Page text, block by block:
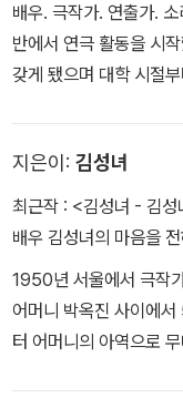
배우. 극작가. 연출가.
반에서 연극 활동을 시
갖게 됐으며 대학 시절
로 스크린에 데뷔해 <서
화배우로서 이름을 널
하게 활동했다. 교사 극단
‘아리랑’을 창단했다. 연
8), 「인동초」(1988),
1), 「유랑의 노래」
였으며, 창극 「금수궁가
지은이: 김성녀
최근작 : <김성녀 - 김
배우 김성녀의 마음을
1950년 서울에서 극작
어머니 박옥진 사이에
터 어머니의 아역으로